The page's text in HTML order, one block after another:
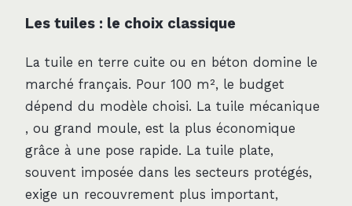
Les tuiles : le choix classique
La tuile en terre cuite ou en béton domine le
marché français. Pour 100 m², le budget
dépend du modèle choisi. La tuile mécanique
, ou grand moule, est la plus économique
grâce à une pose rapide. La tuile plate,
souvent imposée dans les secteurs protégés,
exige un recouvrement plus important,